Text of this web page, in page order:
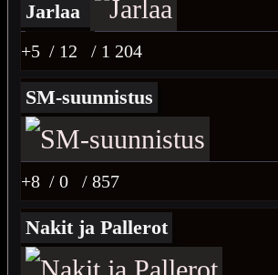
Jarlaa
+5 / 12 / 1 204
SM-suunnistus
+8 / 0 / 857
Nakit ja Pallerot